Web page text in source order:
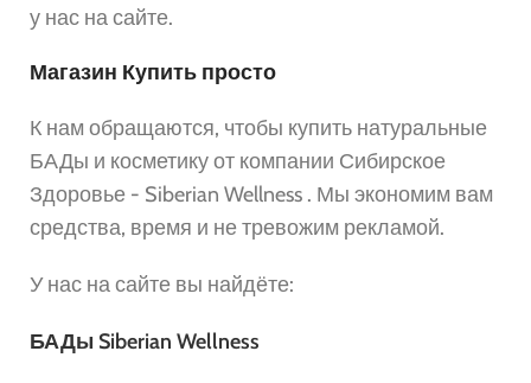
у нас на сайте.
Магазин Купить просто
К нам обращаются, чтобы купить натуральные
БАДы и косметику от компании Сибирское
Здоровье - Siberian Wellness . Мы экономим вам
средства, время и не тревожим рекламой.
У нас на сайте вы найдёте:
БАДы Siberian Wellness